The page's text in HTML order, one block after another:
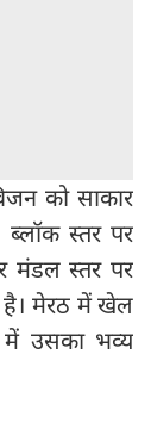
को साकार
स्तर पर
मंडल स्तर पर
है। मेरठ में खेल
में उसका भव्य